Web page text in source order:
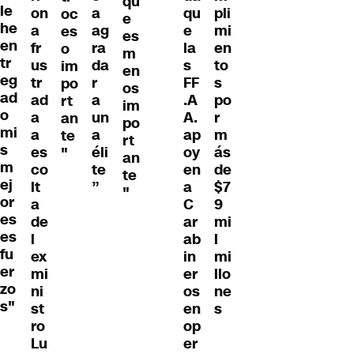
le
he
en
tr
eg
ad
o
mi
s
m
ej
or
es
es
fu
er
zo
s"
on
a
fr
us
tr
ad
a
a
es
co
lt
a
de
l
ex
mi
ni
st
ro
Lu
oc
es
o
im
po
rt
an
te
"
a
ag
ra
da
r
a
un
a
éli
te
”
e
es
m
en
os
im
po
rt
an
te
"
qu
e
la
s
FF
.A
A.
ap
oy
en
a
C
ar
ab
in
er
os
en
op
er
pli
mi
en
to
s
po
r
m
ás
de
$7
9
mi
l
mi
llo
ne
s